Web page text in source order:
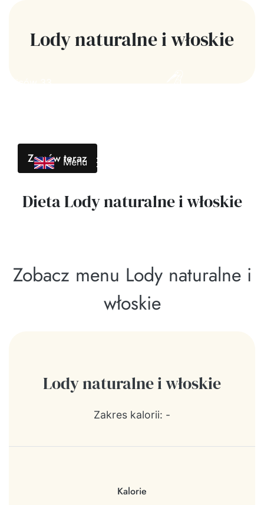
Menu
Lody naturalne i włoskie
Zamów teraz
Dieta Lody naturalne i włoskie
Zobacz menu Lody naturalne i
włoskie
Lody naturalne i włoskie
Zakres kalorii: -
Kalorie